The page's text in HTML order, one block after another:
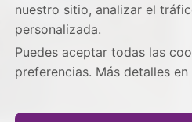
nuestro sitio, analizar el
personalizada.
Puedes aceptar todas las
preferencias. Más detalles en